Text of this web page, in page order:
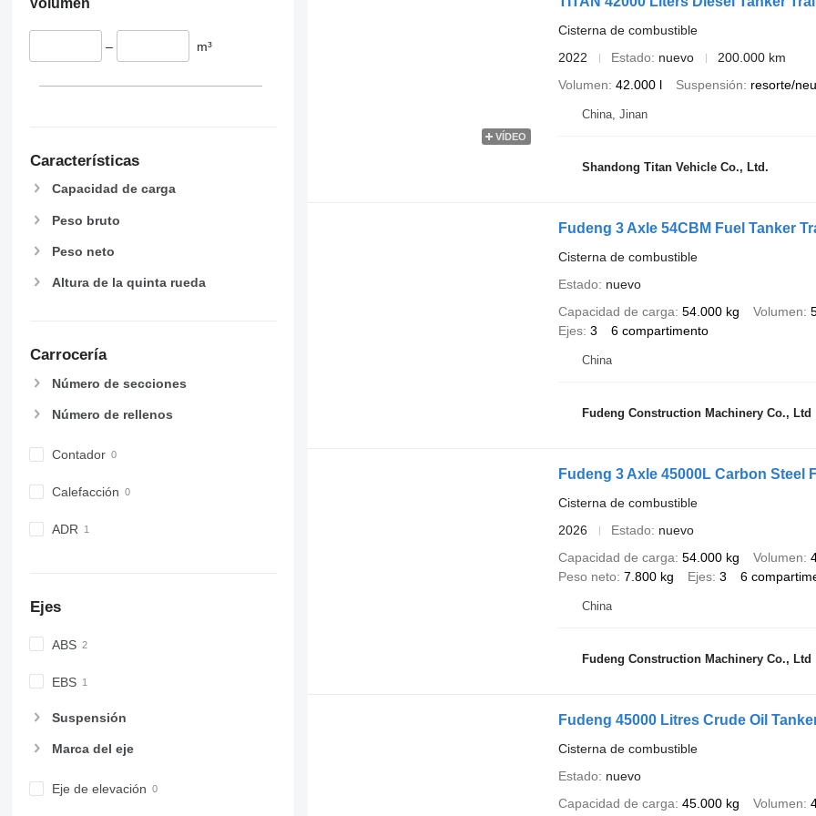
Volumen
– m³
Características
Capacidad de carga
Peso bruto
Peso neto
Altura de la quinta rueda
Carrocería
Número de secciones
Número de rellenos
Contador
Calefacción
ADR
Ejes
ABS
EBS
Suspensión
Marca del eje
Eje de elevación
VÍDEO
Cisterna de combustible
2022
Estado nuevo
200.000 km
Volumen 42.000 l Suspensión resorte/
China, Jinan
Shandong Titan Vehicle Co., Ltd.
Fudeng 3 Axle 54CBM Fuel Tanker
Cisterna de combustible
Estado
nuevo
Capacidad de carga 54.000 kg Volumen
Ejes 3 6 compartimento
China
Fudeng Construction Machinery Co., Ltd
Fudeng 3 Axle 45000L Carbon Steel
Cisterna de combustible
2026
Estado
nuevo
Capacidad de carga 54.000 kg Volumen
Peso neto 7.800 kg Ejes 3 6
China
Fudeng Construction Machinery Co., Ltd
Fudeng 45000 Litres Crude Oil
Cisterna de combustible
Estado
nuevo
Capacidad de carga 45.000 kg Volumen